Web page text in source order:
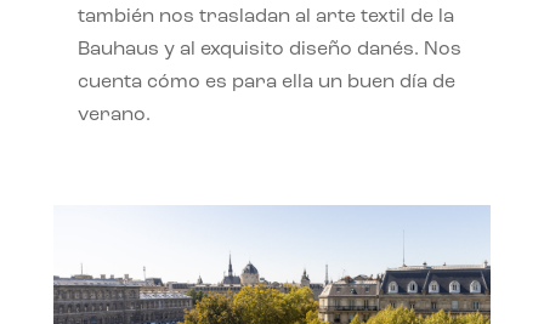
también nos trasladan al arte textil de la
Bauhaus y al exquisito diseño danés. Nos
cuenta cómo es para ella un buen día de
verano.